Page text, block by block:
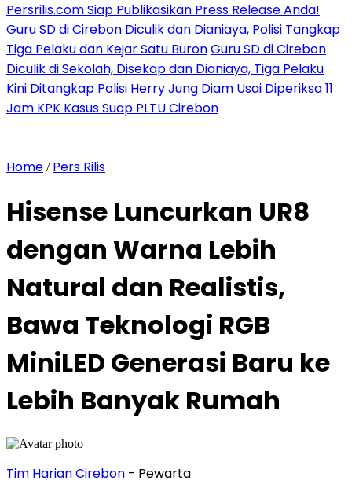
Persrilis.com Siap Publikasikan Press Release Anda!
Guru SD di Cirebon Diculik dan Dianiaya, Polisi Tangkap
Tiga Pelaku dan Kejar Satu BuronGuru SD di Cirebon
Diculik di Sekolah, Disekap dan Dianiaya, Tiga Pelaku
Kini Ditangkap Polisi Herry Jung Diam Usai Diperiksa 11
Jam KPK Kasus Suap PLTU Cirebon
Home / Pers Rilis
Hisense Luncurkan UR8
dengan Warna Lebih
Natural dan Realistis,
Bawa Teknologi RGB
MiniLED Generasi Baru ke
Lebih Banyak Rumah
Tim Harian Cirebon - Pewarta